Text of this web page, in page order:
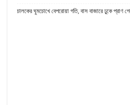
চালকের ঘুমচোখে বেপরোয়া গতি, বাস বাজারে ঢুকে প্রাণ